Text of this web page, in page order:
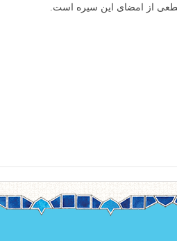
از امضای این سیره است.